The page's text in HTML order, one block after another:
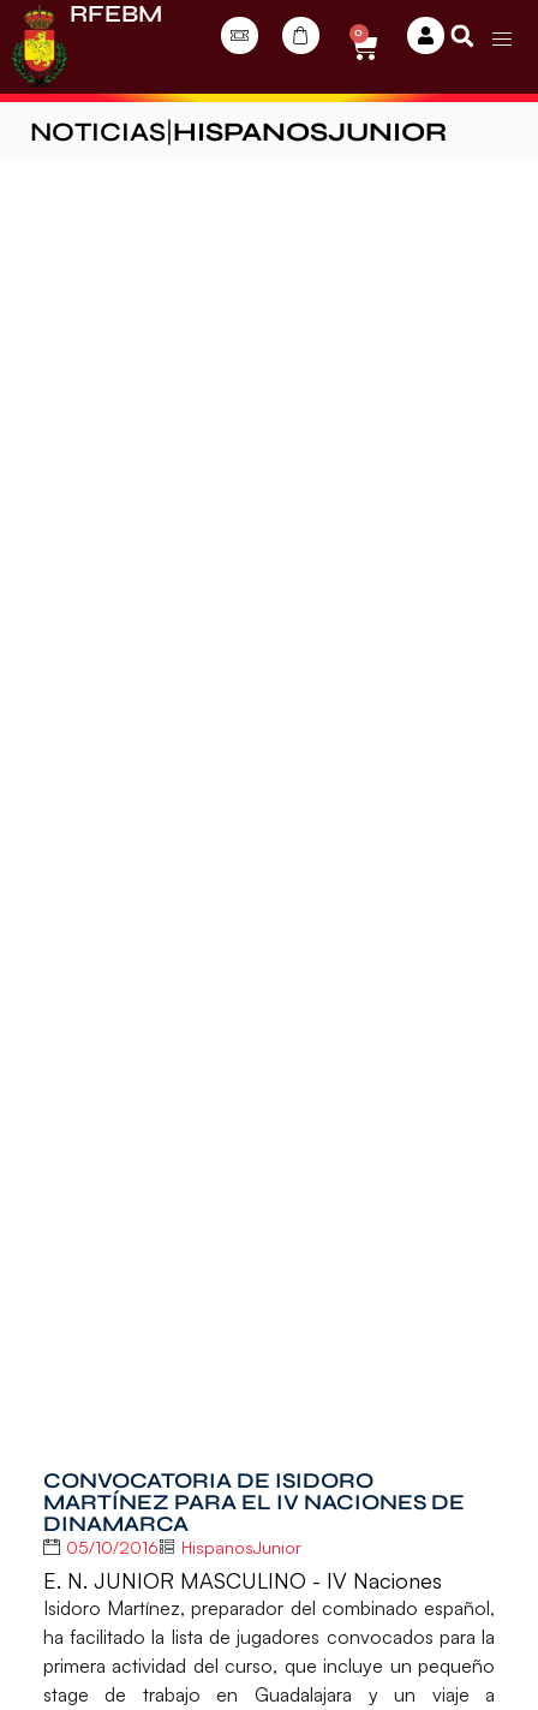
RFEBM
0
NOTICIAS HISPANOSJUNIOR
CONVOCATORIA DE ISIDORO
MARTÍNEZ PARA EL IV NACIONES DE
DINAMARCA
05/10/2016 HispanosJunior
E. N. JUNIOR MASCULINO - IV Naciones
Isidoro Martínez, preparador del combinado español,
ha facilitado la lista de jugadores convocados para la
primera actividad del curso, que incluye un pequeño
stage de trabajo en Guadalajara y un viaje a